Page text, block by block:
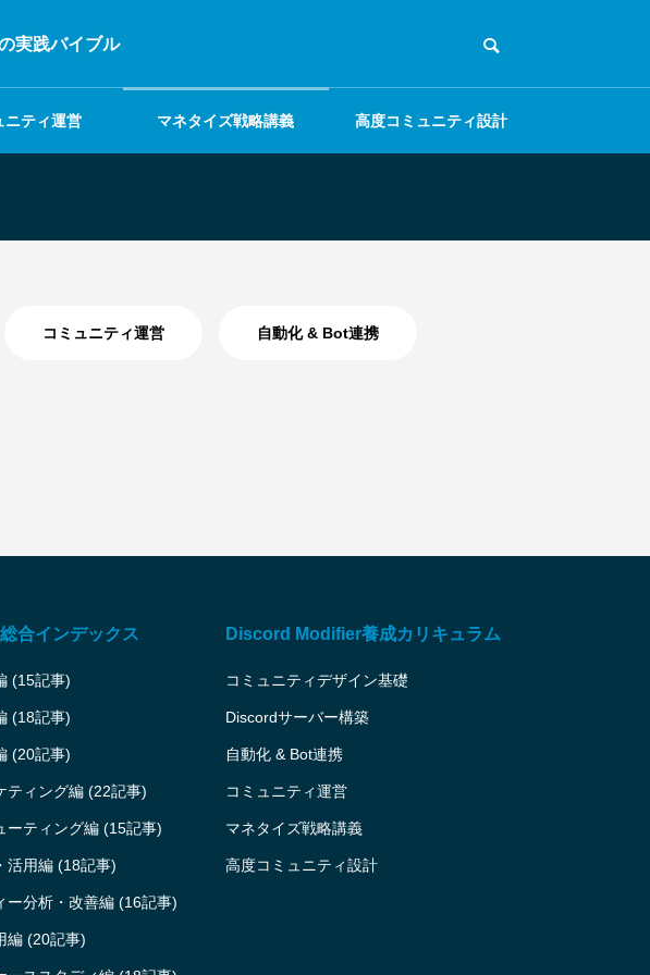
実践バイブル
ニティ運営 マネタイズ戦略講義 高度コミュニティ設計
コミュニティ運営 自動化 & Bot連携
合インデックス
(15記事)
(18記事)
(20記事)
ティング編 (22記事)
ーティング編 (15記事)
活用編 (18記事)
ー分析・改善編 (16記事)
編 (20記事)
Discord Modifier養成カリキュラム
コミュニティデザイン基礎
Discordサーバー構築
自動化 & Bot連携
コミュニティ運営
マネタイズ戦略講義
高度コミュニティ設計